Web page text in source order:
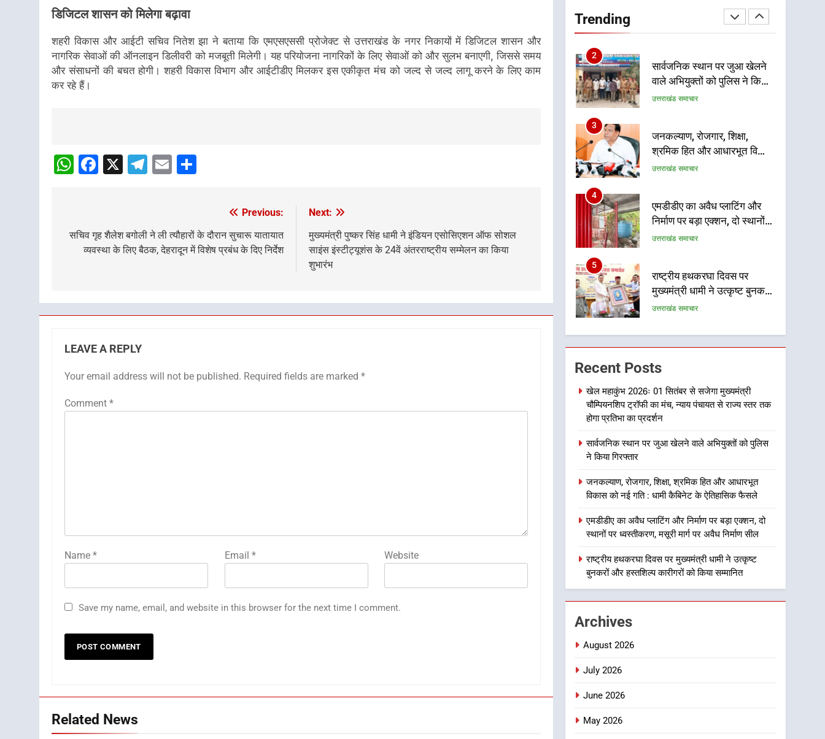
डिजिटल शासन को मिलेगा बढ़ावा
शहरी विकास और आईटी सचिव नितेश झा ने बताया कि एमएसएससी प्रोजेक्ट से उत्तराखंड के नगर निकायों में डिजिटल शासन और
नागरिक सेवाओं की ऑनलाइन डिलीवरी को मजबूती मिलेगी। यह परियोजना नागरिकों के लिए सेवाओं को और सुलभ बनाएगी, जिससे समय
और संसाधनों की बचत होगी। शहरी विकास विभाग और आईटीडीए मिलकर इस एकीकृत मंच को जल्द से जल्द लागू करने के लिए काम
कर रहे हैं।
navigation
WhatsApp
Facebook
X Telegram
Email
navigation
Previous:
सचिव गृह शैलेश बगोली ने ली त्यौहारों के दौरान सुचारू यातायात
व्यवस्था के लिए बैठक, देहरादून में विशेष प्रबंध के दिए निर्देश
Next:
मुख्यमंत्री पुष्कर सिंह धामी ने इंडियन एसोसिएशन ऑफ सोशल
साइंस इंस्टीट्यूशंस के 24वें अंतरराष्ट्रीय सम्मेलन का किया
शुभारंभ
LEAVE A REPLY
Your email address will not be published. Required fields are marked *
Comment *
Name * Email * Website
Save my name, email, and website in this browser for the next time I comment.
Related News
Trending
से सजेगा मुख्यमंत्री चौम्पियनशिप
ट्रॉफी का मंच, न्याय पंचायत से
2
सार्वजनिक स्थान पर जुआ खेलने
वाले अभियुक्तों को पुलिस ने किया
गिरफ्तार
उत्तराखंड समाचार
3
जनकल्याण, रोजगार, शिक्षा,
श्रमिक हित और आधारभूत विकास
को नई गति : धामी कैबिनेट के
उत्तराखंड समाचार
4
एमडीडीए का अवैध प्लाटिंग और
निर्माण पर बड़ा एक्शन, दो स्थानों
पर ध्वस्तीकरण, मसूरी मार्ग पर
उत्तराखंड समाचार
5
राष्ट्रीय हथकरघा दिवस पर
मुख्यमंत्री धामी ने उत्कृष्ट बुनकरों
और हस्तशिल्प कारीगरों को किया
उत्तराखंड समाचार
6
उत्तराखंड कांग्रेस में बड़ा
संगठनात्मक फेरबदल, नई
कार्यकारिणी और समितियों का
गठन
7
मुख्यमंत्री धामी बोले- युवाओं को
प्राथमिकता, आने वाले महीनों में
उत्तराखंड समाचार
दिल्ली-देहरादून आर्थिक कॉरिडोर
से जुड़ी 12 किमी ग्रीनफील्ड
बाईपास परियोजना का डीएम ने
किया निरीक्षण; समयबद्ध एवं
के निर्देश, सुरक्षा मानकों से कोई
समझौता नहींः डीएम
उत्तराखंड समाचार
खेल महाकुंभ 2026ः 01 सितंबर
से सजेगा मुख्यमंत्री चौम्पियनशिप
राज्य स्तर तक होगा प्रतिभा का
उत्तराखंड समाचार
Recent Posts
खेल महाकुंभ 2026ः 01 सितंबर से सजेगा मुख्यमंत्री
चौम्पियनशिप ट्रॉफी का मंच, न्याय पंचायत से राज्य स्तर तक
होगा प्रतिभा का प्रदर्शन
सार्वजनिक स्थान पर जुआ खेलने वाले अभियुक्तों को पुलिस
ने किया गिरफ्तार
जनकल्याण, रोजगार, शिक्षा, श्रमिक हित और आधारभूत
विकास को नई गति : धामी कैबिनेट के ऐतिहासिक फैसले
एमडीडीए का अवैध प्लाटिंग और निर्माण पर बड़ा एक्शन, दो
स्थानों पर ध्वस्तीकरण, मसूरी मार्ग पर अवैध निर्माण सील
राष्ट्रीय हथकरघा दिवस पर मुख्यमंत्री धामी ने उत्कृष्ट
बुनकरों और हस्तशिल्प कारीगरों को किया सम्मानित
Archives
August 2026
July 2026
June 2026
May 2026